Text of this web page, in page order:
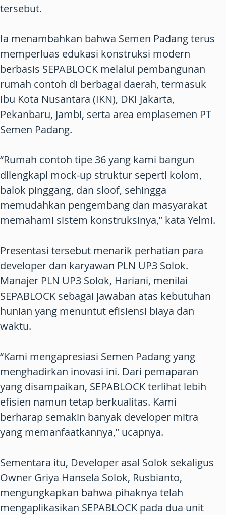
tersebut.
Ia menambahkan bahwa Semen Padang terus
memperluas edukasi konstruksi modern
berbasis SEPABLOCK melalui pembangunan
rumah contoh di berbagai daerah, termasuk
Ibu Kota Nusantara (IKN), DKI Jakarta,
Pekanbaru, Jambi, serta area emplasemen PT
Semen Padang.
“Rumah contoh tipe 36 yang kami bangun
dilengkapi mock-up struktur seperti kolom,
balok pinggang, dan sloof, sehingga
memudahkan pengembang dan masyarakat
memahami sistem konstruksinya,” kata Yelmi.
Presentasi tersebut menarik perhatian para
developer dan karyawan PLN UP3 Solok.
Manajer PLN UP3 Solok, Hariani, menilai
SEPABLOCK sebagai jawaban atas kebutuhan
hunian yang menuntut efisiensi biaya dan
waktu.
“Kami mengapresiasi Semen Padang yang
menghadirkan inovasi ini. Dari pemaparan
yang disampaikan, SEPABLOCK terlihat lebih
efisien namun tetap berkualitas. Kami
berharap semakin banyak developer mitra
yang memanfaatkannya,” ucapnya.
Sementara itu, Developer asal Solok sekaligus
Owner Griya Hansela Solok, Rusbianto,
mengungkapkan bahwa pihaknya telah
mengaplikasikan SEPABLOCK pada dua unit